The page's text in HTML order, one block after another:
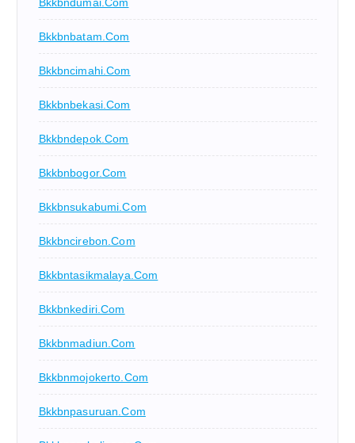
Bkkbndumai.com
Bkkbnbatam.com
Bkkbncimahi.com
Bkkbnbekasi.com
Bkkbndepok.com
Bkkbnbogor.com
Bkkbnsukabumi.com
Bkkbncirebon.com
Bkkbntasikmalaya.com
Bkkbnkediri.com
Bkkbnmadiun.com
Bkkbnmojokerto.com
Bkkbnpasuruan.com